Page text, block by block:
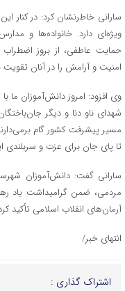
سارانی خاطرنشان کرد: در کنار
ویژه‌ای دارد. خانواده‌ها و
حمایت عاطفی، از بروز
امنیت و آرامش را در آنان تقویت
وی افزود: امروز دانش‌آموزان ما
شهدای ناو دنا و دیگر
مسیر پیشرفت کشور گام
تا پای جان برای عزت و سربلندی
سارانی گفت: دانش‌آموزان
مردمی، ضمن گرامیداشت یاد
آرمان‌های انقلاب اسلامی تأکید
انتهای خبر/
اشتراک گذاری :